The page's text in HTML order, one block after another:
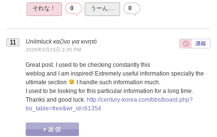
それな！ 0 うーん… 0
Unlimluck καζίνο για κινητό
2026年3月23日 2:35 PM
Great post. I used to be checking constantly this
weblog and I am inspired! Extremely useful information specially the
ultimate section
I handle such information much.
I used to be looking for this particular information for a long time.
Thanks and good luck. http://century-korea.com/bbs/board.php?
bo_table=free&wr_id=61354